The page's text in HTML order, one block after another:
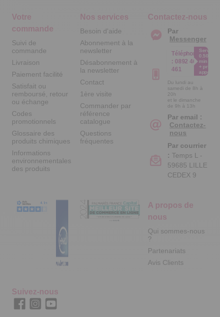
Votre
commande
Suivi de
commande
Livraison
Paiement facilité
Satisfait ou
remboursé, retour
ou échange
Codes
promotionnels
Glossaire des
produits chimiques
Informations
environnementales
des produits
Nos services
Besoin d'aide
Abonnement à la
newsletter
Désabonnement à
la newsletter
Contact
1ère visite
Commander par
référence
catalogue
Questions
fréquentes
A propos de
nous
Qui sommes-nous
?
Partenariats
Avis Clients
Contactez-nous
Par
Messenger
Téléphone
: 0892 461
461
Service
0.50€ /
min
+ prix
appel
Du lundi au
samedi de 8h à
20h
et le dimanche
de 9h à 13h
Par email :
Contactez-
nous
Par courrier
: Temps L -
59685 LILLE
CEDEX 9
Suivez-nous